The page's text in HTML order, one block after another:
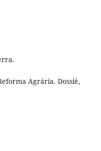
Agrária. Dossiê,